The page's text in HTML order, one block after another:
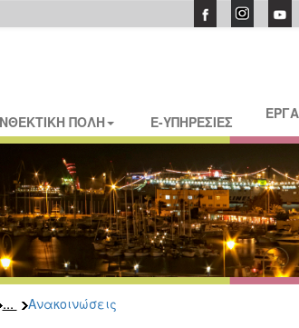
ΠΟΛΗ E-ΥΠΗΡΕΣΙΕΣ
... Ανακοινώσεις